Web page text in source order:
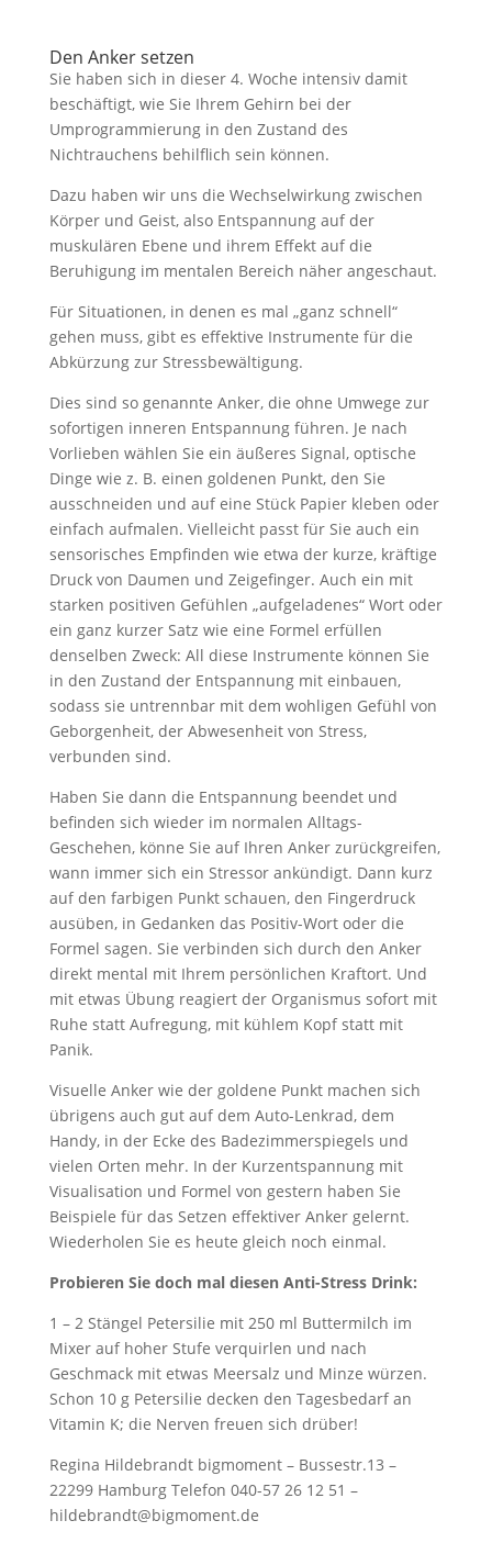
Den Anker setzen
Sie haben sich in dieser 4. Woche intensiv damit
beschäftigt, wie Sie Ihrem Gehirn bei der
Umprogrammierung in den Zustand des
Nichtrauchens behilflich sein können.
Dazu haben wir uns die Wechselwirkung zwischen
Körper und Geist, also Entspannung auf der
muskulären Ebene und ihrem Effekt auf die
Beruhigung im mentalen Bereich näher angeschaut.
Für Situationen, in denen es mal „ganz schnell“
gehen muss, gibt es effektive Instrumente für die
Abkürzung zur Stressbewältigung.
Dies sind so genannte Anker, die ohne Umwege zur
sofortigen inneren Entspannung führen. Je nach
Vorlieben wählen Sie ein äußeres Signal, optische
Dinge wie z. B. einen goldenen Punkt, den Sie
ausschneiden und auf eine Stück Papier kleben oder
einfach aufmalen. Vielleicht passt für Sie auch ein
sensorisches Empfinden wie etwa der kurze, kräftige
Druck von Daumen und Zeigefinger. Auch ein mit
starken positiven Gefühlen „aufgeladenes“ Wort oder
ein ganz kurzer Satz wie eine Formel erfüllen
denselben Zweck: All diese Instrumente können Sie
in den Zustand der Entspannung mit einbauen,
sodass sie untrennbar mit dem wohligen Gefühl von
Geborgenheit, der Abwesenheit von Stress,
verbunden sind.
Haben Sie dann die Entspannung beendet und
befinden sich wieder im normalen Alltags-
Geschehen, könne Sie auf Ihren Anker zurückgreifen,
wann immer sich ein Stressor ankündigt. Dann kurz
auf den farbigen Punkt schauen, den Fingerdruck
ausüben, in Gedanken das Positiv-Wort oder die
Formel sagen. Sie verbinden sich durch den Anker
direkt mental mit Ihrem persönlichen Kraftort. Und
mit etwas Übung reagiert der Organismus sofort mit
Ruhe statt Aufregung, mit kühlem Kopf statt mit
Panik.
Visuelle Anker wie der goldene Punkt machen sich
übrigens auch gut auf dem Auto-Lenkrad, dem
Handy, in der Ecke des Badezimmerspiegels und
vielen Orten mehr. In der Kurzentspannung mit
Visualisation und Formel von gestern haben Sie
Beispiele für das Setzen effektiver Anker gelernt.
Wiederholen Sie es heute gleich noch einmal.
Probieren Sie doch mal diesen Anti-Stress Drink:
1 – 2 Stängel Petersilie mit 250 ml Buttermilch im
Mixer auf hoher Stufe verquirlen und nach
Geschmack mit etwas Meersalz und Minze würzen.
Schon 10 g Petersilie decken den Tagesbedarf an
Vitamin K; die Nerven freuen sich drüber!
Regina Hildebrandt bigmoment – Bussestr.13 –
22299 Hamburg Telefon 040-57 26 12 51 –
hildebrandt@bigmoment.de